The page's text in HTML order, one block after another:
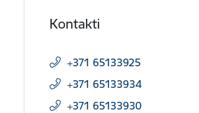
Kontakti
+371 65133925
+371 65133934
+371 65133930